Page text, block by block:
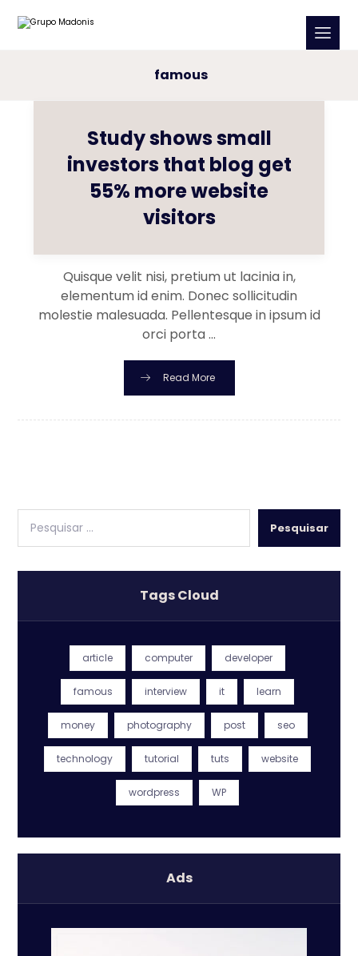
famous
Study shows small
investors that blog get
55% more website
visitors
Quisque velit nisi, pretium ut lacinia in,
elementum id enim. Donec sollicitudin
molestie malesuada. Pellentesque in ipsum id
orci porta ...
Read More
Pesquisar
Tags Cloud
article computer developer
famous interview it learn
money photography post seo
technology tutorial tuts website
wordpress WP
Ads